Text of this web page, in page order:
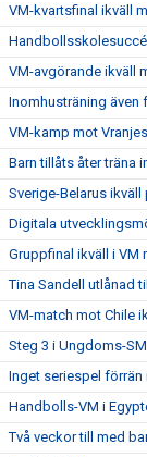
VM-kvartsfinal ikväll
VM-avgörande ikväll
Inomhusträning även
VM-kamp mot
Barn tillåts åter träna
Sverige-Belarus ikväll
Digitala
Gruppfinal ikväll i VM
Tina Sandell utlånad
VM-match mot Chile
Steg 3 i Ungdoms-
Inget seriespel förrän
Handbolls-VM i
Två veckor till med